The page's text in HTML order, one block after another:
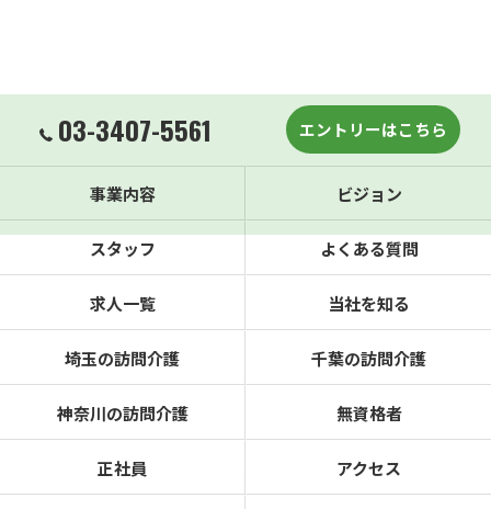
03-3407-5561 エントリーはこちら
事業内容 ビジョン
スタッフ よくある質問
求人一覧 当社を知る
埼玉の訪問介護 千葉の訪問介護
神奈川の訪問介護 無資格者
正社員 アクセス